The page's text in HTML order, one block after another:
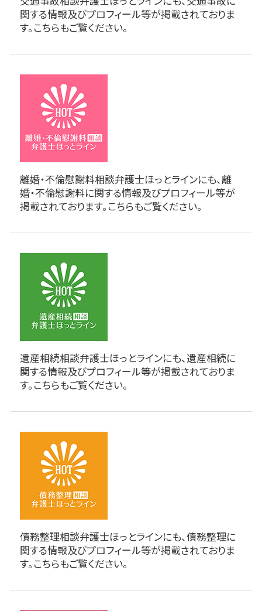
関する情報及びプロフィール等が掲載されておりま
す。こちらもご覧ください。
離婚・不倫慰謝料相談弁護士ほっとラインにも、離
婚・不倫慰謝料に関する情報及びプロフィール等が
掲載されております。こちらもご覧ください。
遺産相続相談弁護士ほっとラインにも、遺産相続に
関する情報及びプロフィール等が掲載されておりま
す。こちらもご覧ください。
債務整理相談弁護士ほっとラインにも、債務整理に
関する情報及びプロフィール等が掲載されておりま
す。こちらもご覧ください。